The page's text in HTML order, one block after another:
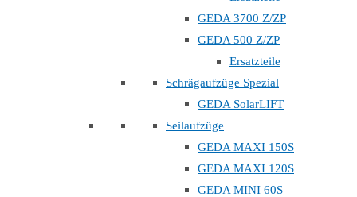
GEDA 3700 Z/ZP
GEDA 500 Z/ZP
Ersatzteile
Schrägaufzüge Spezial
GEDA SolarLIFT
Seilaufzüge
GEDA MAXI 150S
GEDA MAXI 120S
GEDA MINI 60S